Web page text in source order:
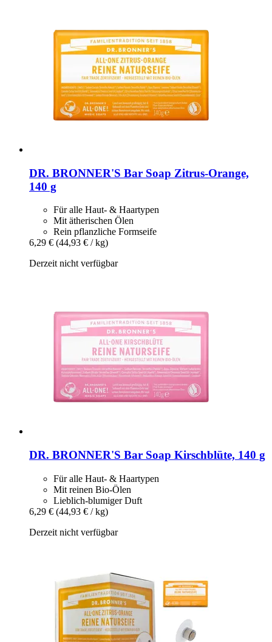
DR. BRONNER'S Bar Soap Zitrus-​Orange,
140 g
Für alle Haut- & Haartypen
Mit ätherischen Ölen
Rein pflanzliche Formseife
6,29 € (44,93 € / kg)
Derzeit nicht verfügbar
DR. BRONNER'S Bar Soap Kirschblüte, 140 g
Für alle Haut- & Haartypen
Mit reinen Bio-Ölen
Lieblich-blumiger Duft
6,29 € (44,93 € / kg)
Derzeit nicht verfügbar